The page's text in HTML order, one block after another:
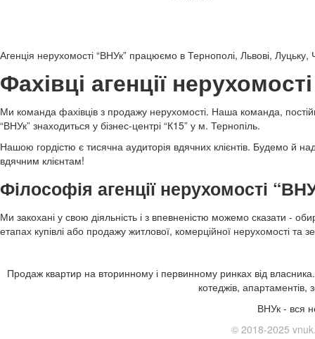
Агенція нерухомості “ВНУк” працюємо в Тернополі, Львові, Луцьку,
Фахівці агенції
Ми команда фахівців з продажу нерухомості. Наша команда,
“ВНУк” знаходиться у бізнес-центрі “К15” у м. Тернопіль.
Нашою гордістю є тисячна аудиторія вдячних клієнтів. Будемо й
вдячним клієнтам!
Філософія агенції нерухомості
Ми закохані у свою діяльність і з впевненістю можемо сказати -
етапах купівлі або продажу житлової, комерційної нерухомості та
Продаж квартир на вторинному і первинному ринках від
котеджів, апартаментів,
ВНУк - вся
© 2018-2025